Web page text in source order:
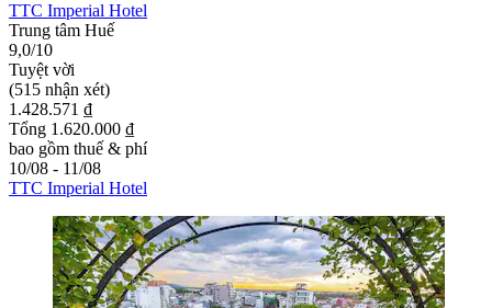
TTC Imperial Hotel
Trung tâm Huế
9,0/10
Tuyệt vời
(515 nhận xét)
1.428.571 ₫
Tổng 1.620.000 ₫
bao gồm thuế & phí
10/08 - 11/08
TTC Imperial Hotel